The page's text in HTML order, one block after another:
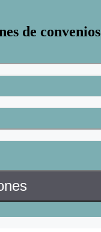
de convenios